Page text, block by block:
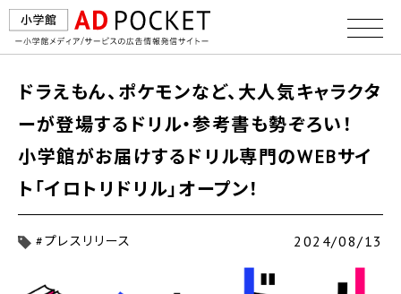
ドラえもん、ポケモンなど、大人気キャラクタ
ーが登場するドリル・参考書も勢ぞろい！
小学館がお届けするドリル専門のWEBサイ
ト「イロトリドリル」オープン！
#プレスリリース 2024/08/13